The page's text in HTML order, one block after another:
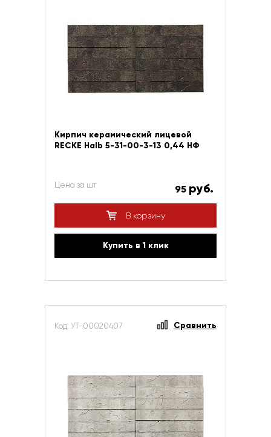
Кирпич керамический лицевой
RECKE Halb 5-31-00-3-13 0,44 НФ
Цена за шт 95 руб.
В корзину
Купить в 1 клик
Код: УТ-00020407 Сравнить